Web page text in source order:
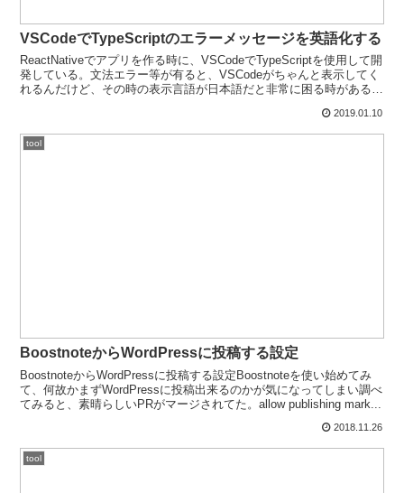
VSCodeでTypeScriptのエラーメッセージを英語化する
ReactNativeでアプリを作る時に、VSCodeでTypeScriptを使用して開
発している。文法エラー等が有ると、VSCodeがちゃんと表示してく
れるんだけど、その時の表示言語が日本語だと非常に困る時がある。
2019.01.10
tool
BoostnoteからWordPressに投稿する設定
BoostnoteからWordPressに投稿する設定Boostnoteを使い始めてみ
て、何故かまずWordPressに投稿出来るのかが気になってしまい調べ
てみると、素晴らしいPRがマージされてた。allow publishing mark...
2018.11.26
tool